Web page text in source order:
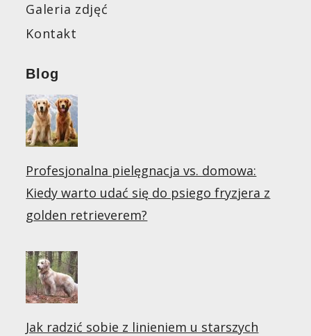
Galeria zdjęć
Kontakt
Blog
Profesjonalna pielęgnacja vs. domowa:
Kiedy warto udać się do psiego fryzjera z
golden retrieverem?
Jak radzić sobie z linieniem u starszych